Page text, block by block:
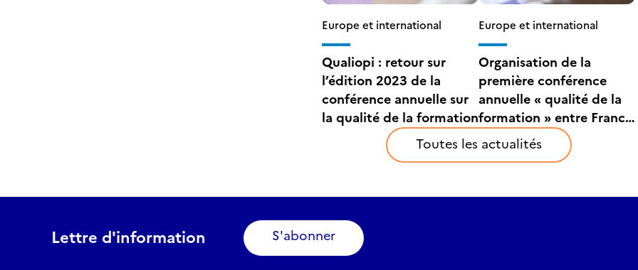
Europe et international
Qualiopi : retour sur
l’édition 2023 de la
conférence annuelle sur
la qualité de la formation
Europe et international
Organisation de la
première conférence
annuelle « qualité de la
formation » entre France
compétences, le HCÉRES
et la CTI
Toutes les actualités
Lettre d'information S'abonner